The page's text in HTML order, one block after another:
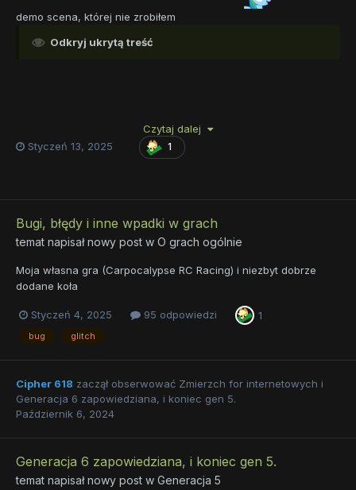
demo scena, której nie zrobiłem
Odkryj ukrytą treść
Czytaj dalej
Styczeń 13, 2025
1
Bugi, błędy i inne wpadki w grach
temat napisał nowy post w O grach ogólnie
Moja własna gra (Carpocalypse RC Racing) i niezbyt dobrze
dodane koła
Styczeń 4, 2025 95 odpowiedzi 1
bug glitch
Cipher 618 zaczął obserwować Zmierzch for internetowych i
Generacja 6 zapowiedziana, i koniec gen 5.
Październik 6, 2024
Generacja 6 zapowiedziana, i koniec gen 5.
temat napisał nowy post w Generacja 5